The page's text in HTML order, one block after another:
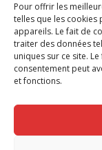
Pour offrir les
telles que les
appareils. Le fait de
traiter des données
uniques sur ce site.
consentement peut
et fonctions.
Chèque
Chèque
G-Pods
Profession